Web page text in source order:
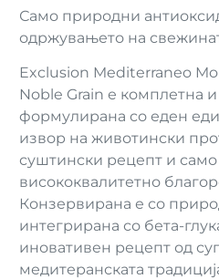
Само природни
одржувањето на
Exclusion Mediterraneo
Noble Grain е комплетна
формулирана со еден
извор на животински
суштински рецепт и
висококвалитетно
Конзервирана е со
интегрирана со бета-
иновативен рецепт од
медитеранската